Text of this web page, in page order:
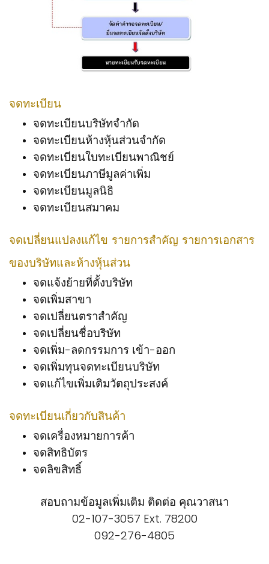
จดทะเบียน
จดทะเบียนบริษัทจำกัด
จดทะเบียนห้างหุ้นส่วนจำกัด
จดทะเบียนใบทะเบียนพาณิชย์
จดทะเบียนภาษีมูลค่าเพิ่ม
จดทะเบียนมูลนิธิ
จดทะเบียนสมาคม
จดเปลี่ยนแปลงแก้ไข รายการสำคัญ รายการเอกสาร
ของบริษัทและห้างหุ้นส่วน
จดแจ้งย้ายที่ตั้งบริษัท
จดเพิ่มสาขา
จดเปลี่ยนตราสำคัญ
จดเปลี่ยนชื่อบริษัท
จดเพิ่ม-ลดกรรมการ เข้า-ออก
จดเพิ่มทุนจดทะเบียนบริษัท
จดแก้ไขเพิ่มเติมวัตถุประสงค์
จดทะเบียนเกี่ยวกับสินค้า
จดเครื่องหมายการค้า
จดสิทธิบัตร
จดลิขสิทธิ์
สอบถามข้อมูลเพิ่มเติม ติดต่อ คุณวาสนา
02-107-3057 Ext. 78200
092-276-4805